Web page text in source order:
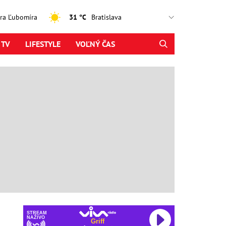
Ľubomíra 31 °C
LIFESTYLE VOĽNÝ ČAS
STREAM
NAŽIVO
Griff